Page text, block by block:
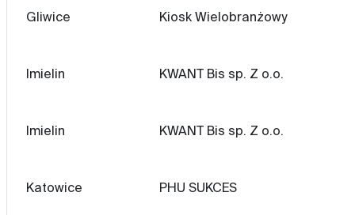
Gliwice Kiosk Wielobranżowy
Imielin KWANT Bis sp. Z o.o.
Imielin KWANT Bis sp. Z o.o.
Katowice PHU SUKCES